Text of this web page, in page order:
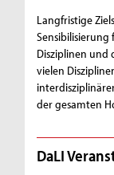
Langfristige
Disziplinen
vielen
der gesamten
DaLI